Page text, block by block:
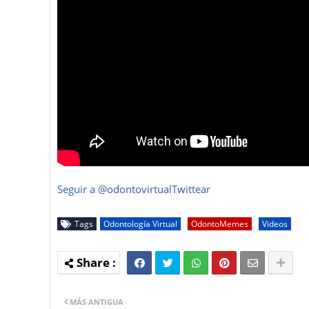
Seguir a @odontovirtualTwittear
Tags Odontología Virtual OdontoMemes Videos
MÁS ANTIGUA